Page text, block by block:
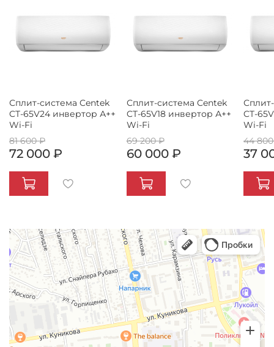
Сплит-система Centek
CT-65V24 инвертор А++
Wi-Fi
81 600 ₽
72 000 ₽
Сплит-система Centek
CT-65V18 инвертор А++
Wi-Fi
69 200 ₽
60 000 ₽
CT-
Wi-Fi
44
37